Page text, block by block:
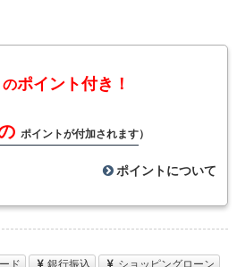
のポイント付き！
ポイントが付加されます）
ポイントについて
ド 銀行振込 ショッピングローン